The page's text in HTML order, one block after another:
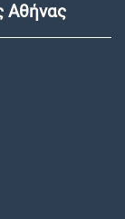
Αθήνας